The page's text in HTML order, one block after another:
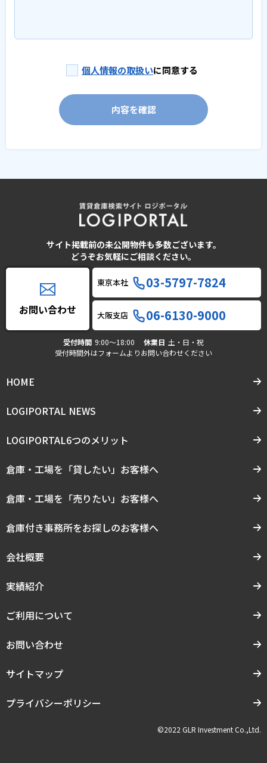
個人情報の取扱いに同意する
内容を確認
サイト掲載前の未公開物件も多数ございます。
どうぞお気軽にご相談ください。
お問い合わせ
東京本社 03-5797-7824
大阪支店 06-6130-9000
受付時間 9:00〜18:00 休業日 土・日・祝
受付時間外はフォームよりお問い合わせください
HOME
LOGIPORTAL NEWS
LOGIPORTAL6つのメリット
倉庫・工場を「貸したい」お客様へ
倉庫・工場を「売りたい」お客様へ
倉庫付き事務所をお探しのお客様へ
会社概要
実績紹介
ご利用について
お問い合わせ
サイトマップ
プライバシーポリシー
©2022 GLR Investment Co.,Ltd.